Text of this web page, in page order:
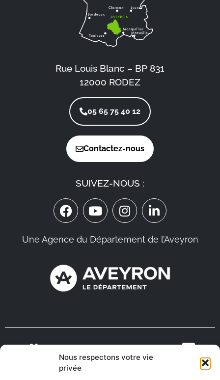
Nous respectons votre vie
privée
Rue Louis Blanc – BP 831
12000 RODEZ
05 65 75 40 12
Contactez-nous
SUIVEZ-NOUS :
Une Agence du Département de l’Aveyron
TOURISME
ON RECRUTE EN
AVEYRON